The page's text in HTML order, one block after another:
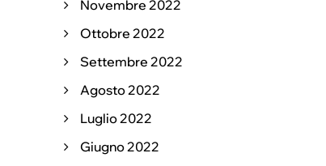
Novembre 2022
Ottobre 2022
Settembre 2022
Agosto 2022
Luglio 2022
Giugno 2022